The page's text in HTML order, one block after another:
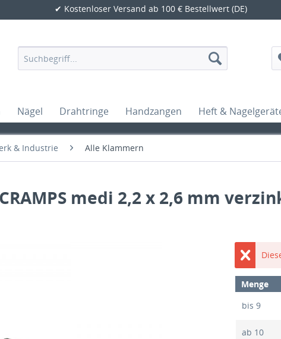
✔ Kostenloser Versand ab 100 € Bestellwert (DE)
Nägel Drahtringe Handzangen Heft &
& Industrie Alle Klammern
medi 2,2 x 2,6 mm
Menge
bis9
ab 10